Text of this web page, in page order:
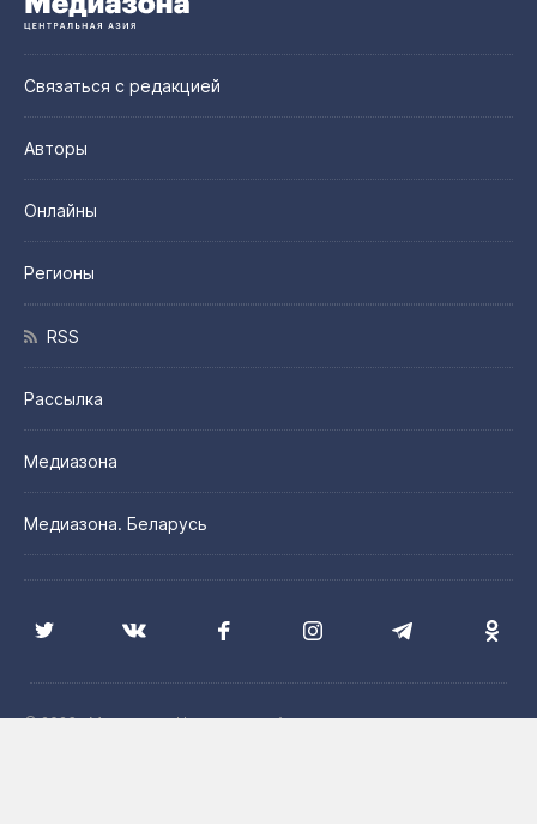
Связаться с редакцией
Авторы
Онлайны
Регионы
RSS
Рассылка
Медиазона
Медиазона. Беларусь
© 2026 «Медиазона Центральная Азия»